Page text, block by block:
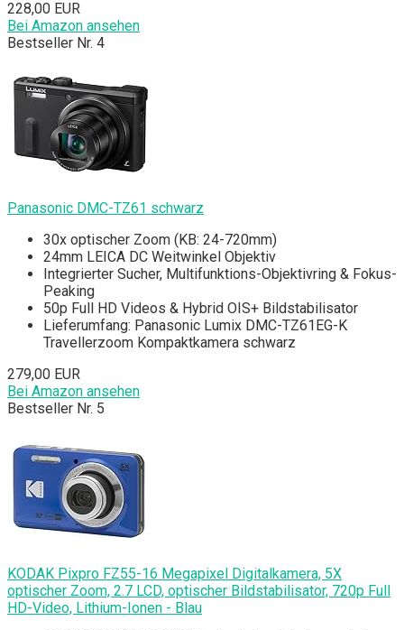
228,00 EUR
Bei Amazon ansehen
Bestseller Nr. 4
Panasonic DMC-TZ61 schwarz
30x optischer Zoom (KB: 24-720mm)
24mm LEICA DC Weitwinkel Objektiv
Integrierter Sucher, Multifunktions-Objektivring & Fokus-
Peaking
50p Full HD Videos & Hybrid OIS+ Bildstabilisator
Lieferumfang: Panasonic Lumix DMC-TZ61EG-K
Travellerzoom Kompaktkamera schwarz
279,00 EUR
Bei Amazon ansehen
Bestseller Nr. 5
KODAK Pixpro FZ55-16 Megapixel Digitalkamera, 5X
optischer Zoom, 2.7 LCD, optischer Bildstabilisator, 720p Full
HD-Video, Lithium-Ionen - Blau